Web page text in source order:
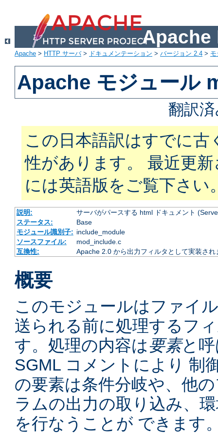
Apache
Apache > HTTP サーバ> ドキュメンテーション > バージョン 2.4 >
Apache モジュール
翻訳
この日本語訳はすでに古
性があります。 最近更
には英語版をご覧下さい
説明:
サーバがパースする html ドキュメント
ステータス:
Base
モジュール識別子: include_module
ソースファイル:
mod_include.c
互換性:
Apache 2.0 から出力フィルタとして実装され
概要
このモジュールはファイ
送られる前に処理するフ
す。処理の内容は要素と
SGML コメントにより 制
の要素は条件分岐や、他
ラムの出力の取り込み、
を行なうことが できます